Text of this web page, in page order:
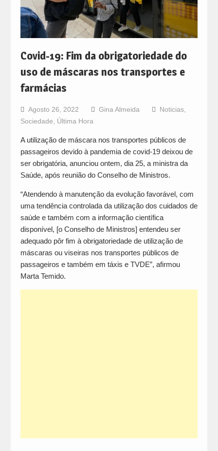
Covid-19: Fim da obrigatoriedade do
uso de máscaras nos transportes e
farmácias
Agosto 26, 2022 Gina Almeida Noticias,
Sociedade
Última Hora
A utilização de máscara nos transportes públicos de
passageiros devido à pandemia de covid-19 deixou de
ser obrigatória, anunciou ontem, dia 25, a ministra da
Saúde, após reunião do Conselho de Ministros.
“Atendendo à manutenção da evolução favorável, com
uma tendência controlada da utilização dos cuidados de
saúde e também com a informação científica
disponível, [o Conselho de Ministros] entendeu ser
adequado pôr fim à obrigatoriedade de utilização de
máscaras ou viseiras nos transportes públicos de
passageiros e também em táxis e TVDE”, afirmou
Marta Temido.